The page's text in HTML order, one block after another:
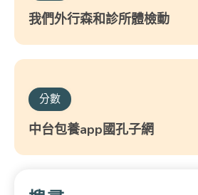
我們外行森和診所體檢動
分數
中台包養app國孔子網